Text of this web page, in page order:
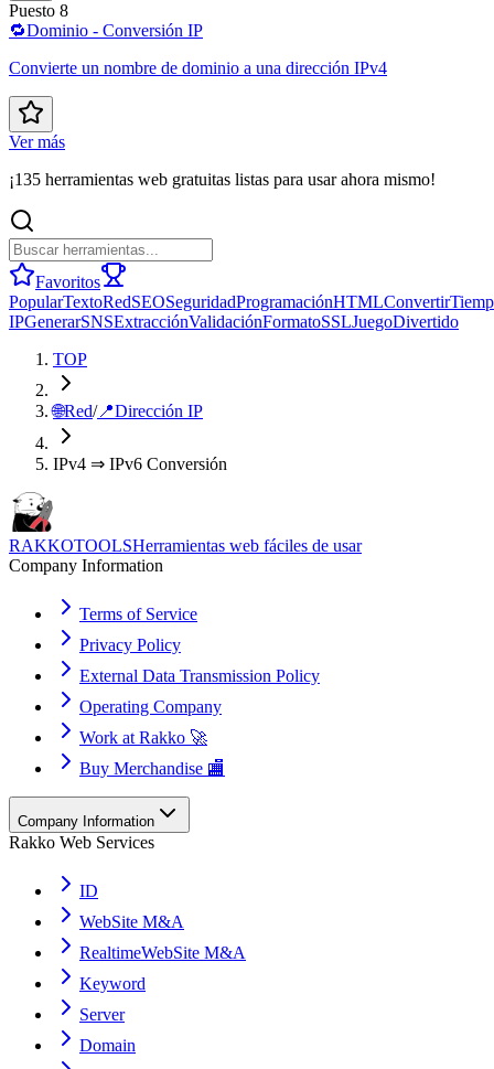
Puesto 8
🔁Dominio - Conversión IP
Convierte un nombre de dominio a una dirección IPv4
Ver más
¡135 herramientas web gratuitas listas para usar ahora mismo!
Favoritos
PopularTextoRedSEOSeguridadProgramaciónHTMLConvertir
IPGenerarSNSExtracciónValidaciónFormatoSSLJuegoDivertido
TOP
🌐Red/📍Dirección IP
IPv4 ⇒ IPv6 Conversión
RAKKOTOOLSHerramientas web fáciles de usar
Company Information
Terms of Service
Privacy Policy
External Data Transmission Policy
Operating Company
Work at Rakko 🚀
Buy Merchandise 🏬
Company Information
Rakko Web Services
ID
WebSite M&A
RealtimeWebSite M&A
Keyword
Server
Domain